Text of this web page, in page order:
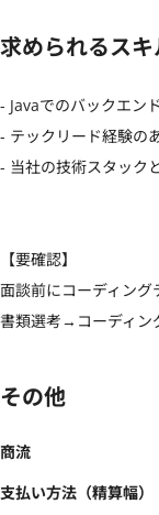
求められるスキ
- Javaでのバックエン
- テックリード経験の
- 当社の技術スタック
【要確認】
面談前にコーディング
書類選考→コーディ
その他
商流
支払い方法（精算幅）